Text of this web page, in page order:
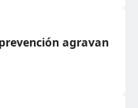
agravan